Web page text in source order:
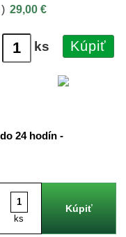
) 29,00 €
ks Kúpiť
24 hodín -
ks